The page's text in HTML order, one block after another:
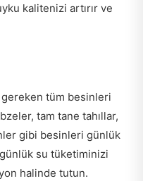
kalitenizi artırır ve
gereken tüm besinleri
tam tane tahıllar,
gibi besinleri günlük
su tüketiminizi
halinde tutun.